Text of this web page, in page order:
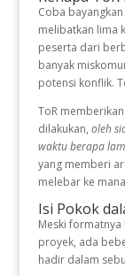
Coba
melibatkan lima
peserta dari
banyak
potensi konflik.
ToR
dilakukan, oleh
waktu berapa
yang memberi
melebar ke
Isi Pokok
Meski
proyek, ada
hadir dalam